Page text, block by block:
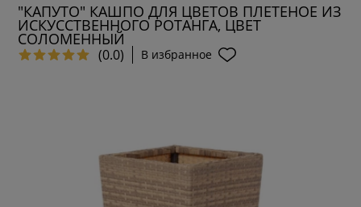
"КАПУТО" КАШПО ДЛЯ ЦВЕТОВ ПЛЕТЕНОЕ ИЗ
ИСКУССТВЕННОГО РОТАНГА, ЦВЕТ
СОЛОМЕННЫЙ
(0.0) В избранное